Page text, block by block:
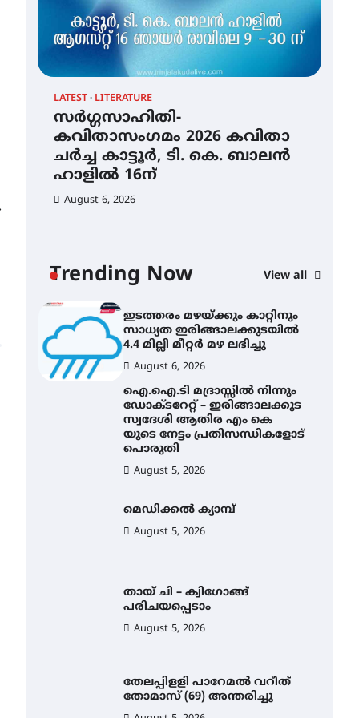
LATEST LITERATURE
സർഗ്ഗസാഹിതി-
കവിതാസംഗമം 2026 കവിതാ
ചർച്ച കാട്ടൂർ, ടി. കെ. ബാലൻ
ഹാളിൽ 16ന്
August 6, 2026
Trending Now View all
പരിചയപ്പെടാം
തേലപ്പിളളി പാറേമൽ വറീത്
തോമാസ് (69) അന്തരിച്ചു
August 5, 2026
August 6, 2026
ഇടത്തരം മഴയ്ക്കും കാറ്റിനും
സാധ്യത ഇരിങ്ങാലക്കുടയിൽ
4.4 മില്ലി മീറ്റർ മഴ ലഭിച്ചു
August 6, 2026
ഐ.ഐ.ടി മദ്രാസ്സിൽ നിന്നും
ഡോക്ടറേറ്റ് – ഇരിങ്ങാലക്കുട
സ്വദേശി ആതിര എം കെ
യുടെ നേട്ടം പ്രതിസന്ധികളോട്
പൊരുതി
August 5, 2026
മെഡിക്കൽ ക്യാമ്പ്
August 5, 2026
തായ് ചി – ക്വിഗോങ്ങ്
പരിചയപ്പെടാം
August 5, 2026
തേലപ്പിളളി പാറേമൽ വറീത്
തോമാസ് (69) അന്തരിച്ചു